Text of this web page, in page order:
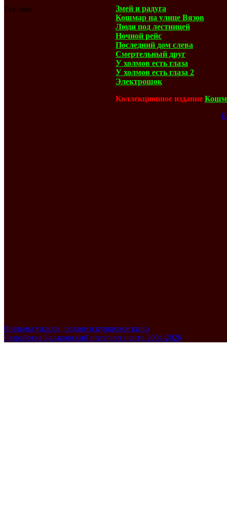
Реклама
Змей и радуга
Кошмар на улице Вязов
Люди под лестницей
Ночной рейс
Последний дом слева
Смертельный друг
У холмов есть глаза
У холмов есть глаза 2
Электрошок
Коллекционное издание
Фильмы ужасов, редкое и культовое кино
Разработка Балаковский интернет центр 2004-2026